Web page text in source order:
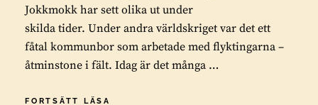
Jokkmokk har sett olika ut under
skilda tider. Under andra världskriget var det ett
fåtal kommunbor som arbetade med flyktingarna –
åtminstone i fält. Idag är det många …
FORTSÄTT LÄSA